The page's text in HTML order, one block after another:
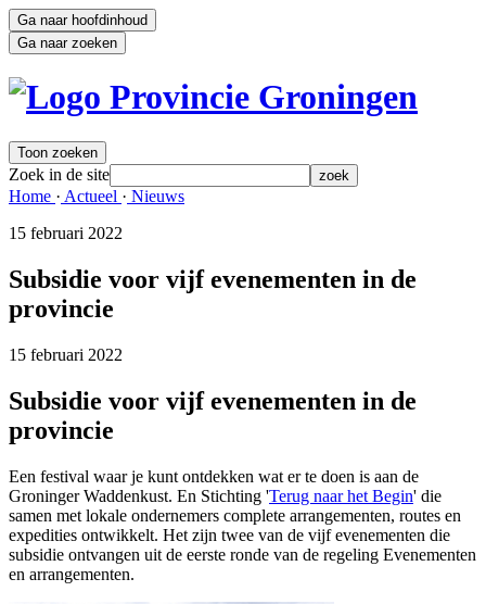
Ga naar hoofdinhoud
Ga naar zoeken
Toon zoeken
Zoek in de site zoek
Home · Actueel · Nieuws
15 februari 2022
Subsidie voor vijf evenementen in de
provincie
15 februari 2022
Subsidie voor vijf evenementen in de
provincie
Een festival waar je kunt ontdekken wat er te doen is aan de
Groninger Waddenkust. En Stichting 'Terug naar het Begin' die
samen met lokale ondernemers complete arrangementen, routes en
expedities ontwikkelt. Het zijn twee van de vijf evenementen die
subsidie ontvangen uit de eerste ronde van de regeling Evenementen
en arrangementen.